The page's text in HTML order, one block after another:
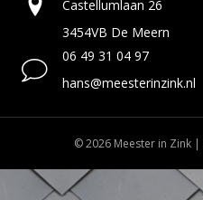
Castellumlaan 26
3454VB De Meern
06 49 31 04 97
hans@meesterinzink.nl
© 2026 Meester in Zink |